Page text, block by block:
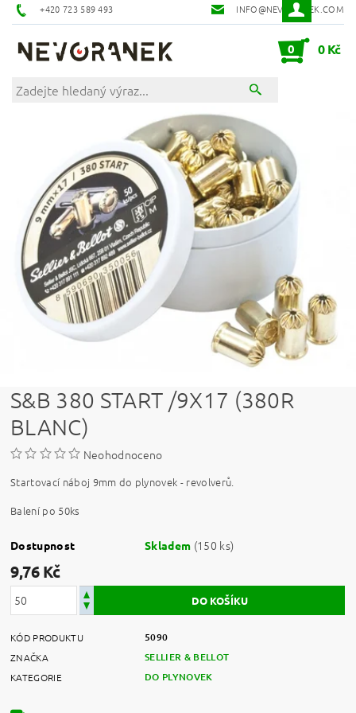
+420 723 589 493 INFO@NEVORANEK.COM
0 0 Kč
S&B 380 START /9X17 (380R
BLANC)
Neohodnoceno
Startovací náboj 9mm do plynovek - revolverů.
Balení po 50ks
Dostupnost Skladem (150 ks)
9,76 Kč
KÓD PRODUKTU 5090
ZNAČKA SELLIER & BELLOT
KATEGORIE DO PLYNOVEK